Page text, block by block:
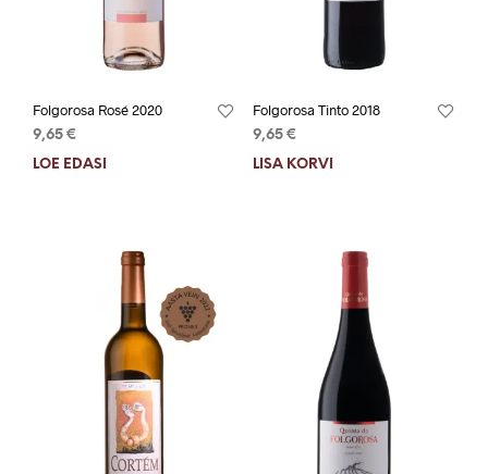
Folgorosa Rosé 2020
9,65 €
LOE EDASI
Folgorosa Tinto 2018
9,65 €
LISA KORVI